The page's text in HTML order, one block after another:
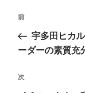
投
ナ
ゲ
前
の
前
宇多田ヒカ
ーダーの素質
次
次